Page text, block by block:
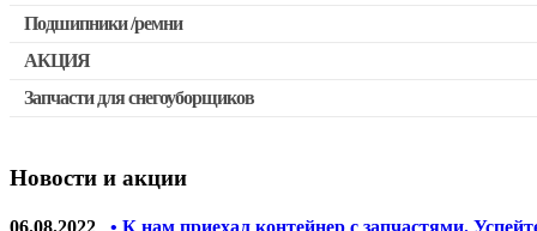
Патроны для шуруповертов / перфораторов
Выключатели, переключатели
Запчасти для перфораторов и отбойных молотков
Запчасти для электроинструмента другие
Конденсаторы
Подшипники /ремни
АКЦИЯ
Скидка 50%
Запчасти для снегоуборщиков
Новости и акции